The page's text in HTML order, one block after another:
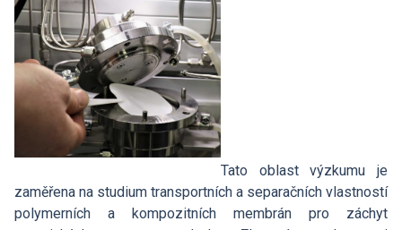
Tato oblast výzkumu je
zaměřena na studium transportních a separačních vlastností
polymerních a kompozitních membrán pro záchyt